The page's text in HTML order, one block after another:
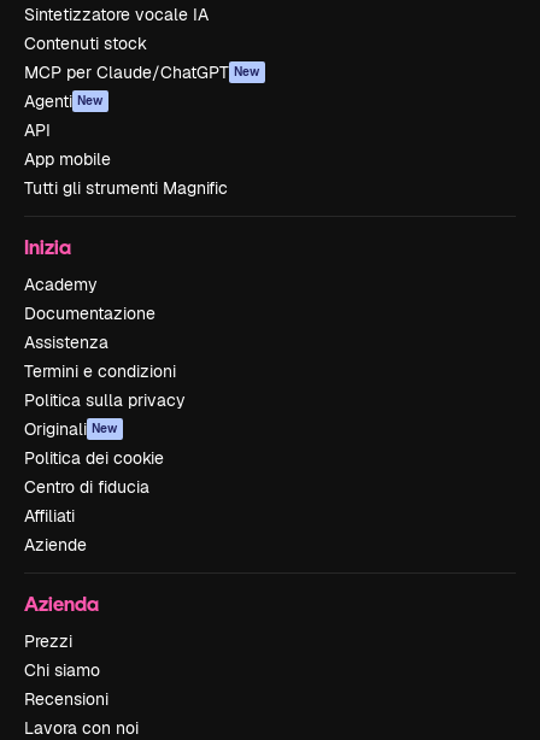
Sintetizzatore vocale IA
Contenuti stock
MCP per Claude/ChatGPT New
Agenti New
API
App mobile
Tutti gli strumenti Magnific
Inizia
Academy
Documentazione
Assistenza
Termini e condizioni
Politica sulla privacy
Originali New
Politica dei cookie
Centro di fiducia
Affiliati
Aziende
Azienda
Prezzi
Chi siamo
Recensioni
Lavora con noi